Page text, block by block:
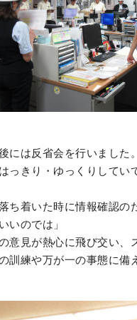
には反省会を行いました。
はっきり・ゆっくりしてい
落ち着いた時に情報確認の
いのでは」
意見が熱心に飛び交い、
訓練や万が一の事態に備